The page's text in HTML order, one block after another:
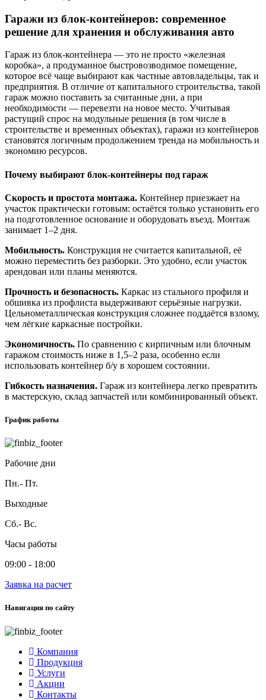
Гаражи из блок‑контейнеров: современное
решение для хранения и обслуживания авто
Гараж из блок‑контейнера — это не просто «железная
коробка», а продуманное быстровозводимое помещение,
которое всё чаще выбирают как частные автовладельцы, так и
предприятия. В отличие от капитального строительства, такой
гараж можно поставить за считанные дни, а при
необходимости — перевезти на новое место. Учитывая
растущий спрос на модульные решения (в том числе в
строительстве и временных объектах), гаражи из контейнеров
становятся логичным продолжением тренда на мобильность и
экономию ресурсов.
Почему выбирают блок‑контейнеры под гараж
Скорость и простота монтажа. Контейнер приезжает на
участок практически готовым: остаётся только установить его
на подготовленное основание и оборудовать въезд. Монтаж
занимает 1–2 дня.
Мобильность. Конструкция не считается капитальной, её
можно переместить без разборки. Это удобно, если участок
арендован или планы меняются.
Прочность и безопасность. Каркас из стального профиля и
обшивка из профлиста выдерживают серьёзные нагрузки.
Цельнометаллическая конструкция сложнее поддаётся взлому,
чем лёгкие каркасные постройки.
Экономичность. По сравнению с кирпичным или блочным
гаражом стоимость ниже в 1,5–2 раза, особенно если
использовать контейнер б/у в хорошем состоянии.
Гибкость назначения. Гараж из контейнера легко превратить
в мастерскую, склад запчастей или комбинированный объект.
График работы
Рабочие дни
Пн.- Пт.
Выходные
Сб.- Вс.
Часы работы
09:00 - 18:00
Заявка на расчет
Навигация по сайту
Компания
Продукция
Услуги
Акции
Контакты